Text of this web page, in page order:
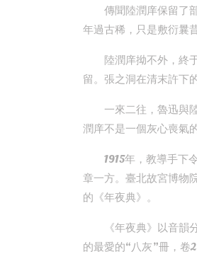
傳聞陸潤庠保留了
年過古稀，只是敷衍曩
陸潤庠拗不外，終
留。張之洞在清末許下
一來二往，魯迅與
潤庠不是一個灰心喪氣
1915年，教導手下
章一方。臺北故宮博物
的《年夜典》。
《年夜典》以音
的最愛的“八灰”冊，卷